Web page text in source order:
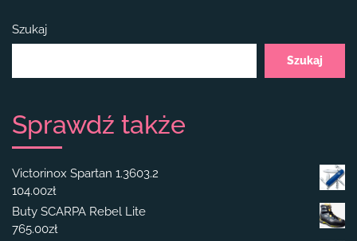
Szukaj
Szukaj
Sprawdź także
Victorinox Spartan 1.3603.2
104.00zł
Buty SCARPA Rebel Lite
765.00zł